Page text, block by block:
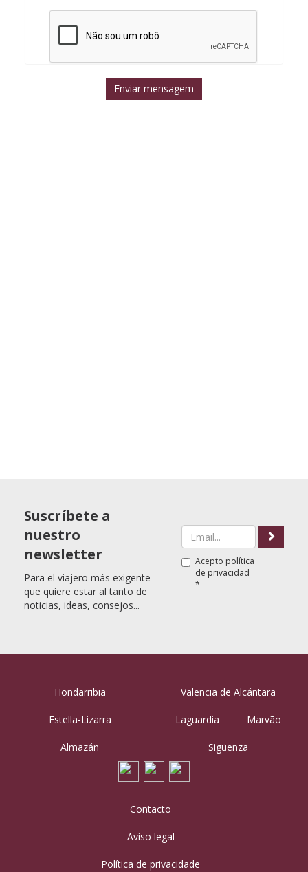
Enviar mensagem
Suscríbete a
nuestro
newsletter
Para el viajero más exigente
que quiere estar al tanto de
noticias, ideas, consejos...
Acepto política
de privacidad
*
Hondarribia
Estella-Lizarra
Almazán
Valencia de Alcántara
Laguardia Marvão
Sigüenza
Contacto
Aviso legal
Política de privacidade